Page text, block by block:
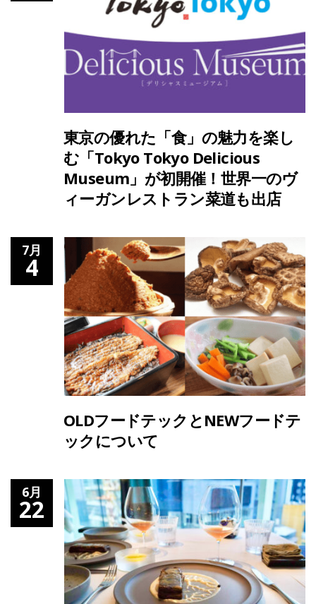
東京の優れた「食」の魅力を楽し
む「Tokyo Tokyo Delicious
Museum」が初開催！世界一のヴ
ィーガンレストラン菜道も出店
7月
4
OLDフードテックとNEWフードテ
ックについて
6月
22